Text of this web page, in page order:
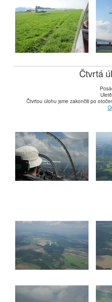
Čtvrtá
Čtvrtou úlohu jsme zakončili po